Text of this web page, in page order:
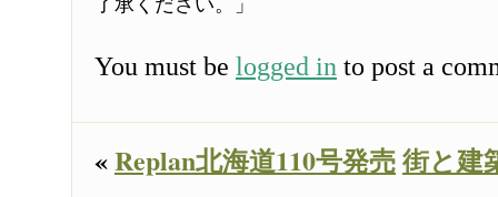
了承ください。」
You must be logged in to post a
«Replan北海道110号発売街と建